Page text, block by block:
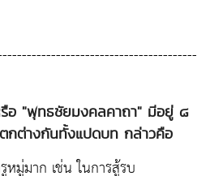
อ "พุทธชัยมงคลคาถา" มีอยู่ ๘
กต่างกันทั้งแปดบท กล่าวคือ
มู่มาก เช่น ในการสู้รบ